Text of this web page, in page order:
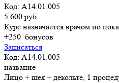
Код: A14.01.005
5 600 руб.
Курс назначается врачом по
+250 бонусов
Записаться
Код: A14.01.005
название
Лицо + шея + декольте, 1